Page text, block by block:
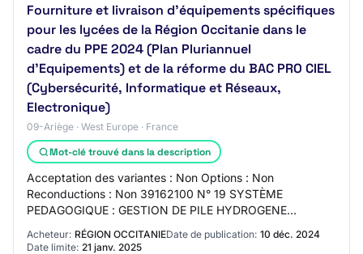
Fourniture et livraison d'équipements spécifiques
pour les lycées de la Région Occitanie dans le
cadre du PPE 2024 (Plan Pluriannuel
d'Equipements) et de la réforme du BAC PRO CIEL
(Cybersécurité, Informatique et Réseaux,
Electronique)
09-Ariège · West Europe · France
Mot-clé trouvé dans la description
Acceptation des variantes : Non Options : Non
Reconductions : Non 39162100 N° 19 SYSTÈME
PEDAGOGIQUE : GESTION DE PILE HYDROGENE
Description : SYSTÈME PEDAGOGIQUE : GESTION DE
PILE HYDROGENE Durée du…
Acheteur: RÉGION OCCITANIEDate de publication: 10 déc. 2024
Date limite: 21 janv. 2025